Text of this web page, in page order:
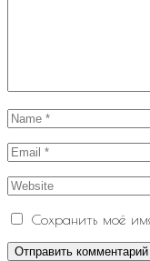
Сохранить моё
Отправить комментарий